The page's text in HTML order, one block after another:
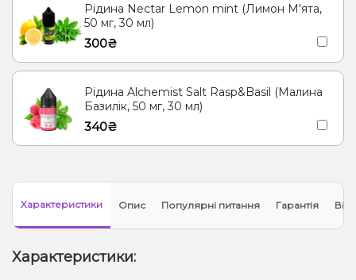
Рідина Nectar Lemon mint (Лимон М'ята,
50 мг, 30 мл)
300₴
Рідина Alchemist Salt Rasp&Basil (Малина
Базилік, 50 мг, 30 мл)
340₴
Характеристики Опис Популярні питання Гарантія
Характеристики: